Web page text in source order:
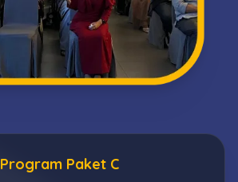
Program Paket C